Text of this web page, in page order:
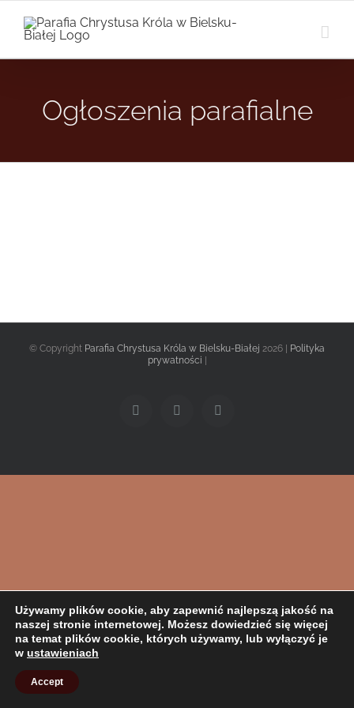
zawartości
Ogłoszenia parafialne
© Copyright Parafia Chrystusa Króla w Bielsku-Białej 2026 | Polityka
prywatności |
FacebookTwitter Instagram
Używamy plików cookie, aby zapewnić najlepszą jakość na
naszej stronie internetowej. Możesz dowiedzieć się więcej
na temat plików cookie, których używamy, lub wyłączyć je
w ustawieniach
Accept